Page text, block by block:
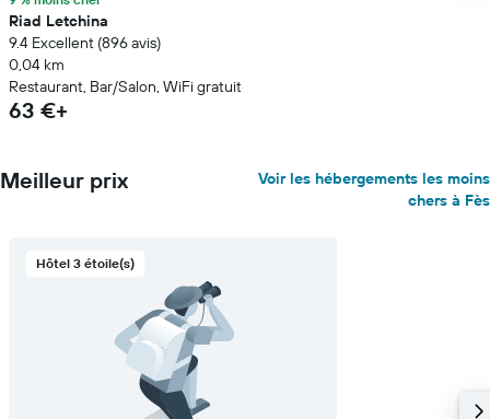
Riad Letchina
9.4 Excellent (896 avis)
0,04 km
Restaurant, Bar/Salon, WiFi gratuit
63 €+
Meilleur prix
Voir les hébergements les moins
chers à Fès
Hôtel 3 étoile(s)